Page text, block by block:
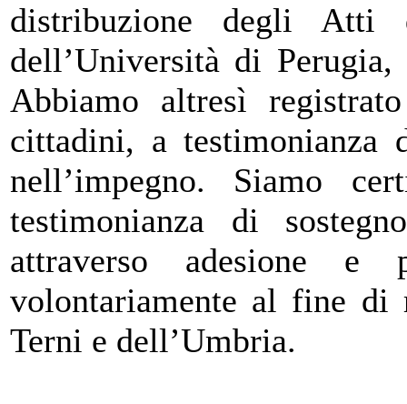
distribuzione degli Atti
dell’Università di
Abbiamo altresì
cittadini, a testimonianza
nell’impegno. Siamo
testimonianza di
attraverso adesione e
volontariamente al fine di
Terni e dell’Umbria.